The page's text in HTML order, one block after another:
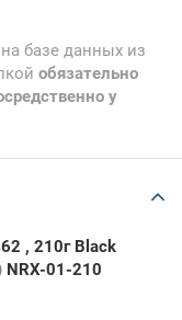
базе данных из
обязательно
у
, 210г Black
NRX-01-210